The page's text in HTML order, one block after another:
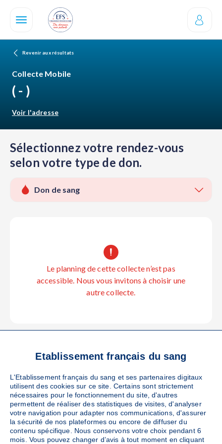
contenu
Revenir aux résultats
Collecte Mobile
( - )
Voir l'adresse
Sélectionnez votre rendez-vous
selon votre type de don.
Don de sang
Le planning de cette collecte n’est pas
accessible. Nous vous invitons à choisir une
autre collecte.
COMMENT VOUS Y
RENDRE ?
Etablissement français du sang
L'Etablissement français du sang et ses partenaires digitaux
utilisent des cookies sur ce site. Certains sont strictement
nécessaires pour le fonctionnement du site, d'autres
permettent de réaliser des statistiques de visites, d'analyser
votre navigation pour adapter nos communications, d'assurer
la sécurité de nos plateformes ou encore de diffuser du
contenu spécifique. Nous conservons votre choix pendant 6
mois. Vous pouvez changer d’avis à tout moment en cliquant